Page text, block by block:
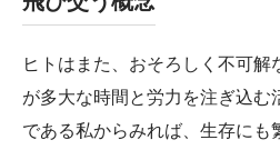
ヒトはまた、おそろしく不可解
が多大な時間と労力を注ぎ込む
である私からみれば、生存にも